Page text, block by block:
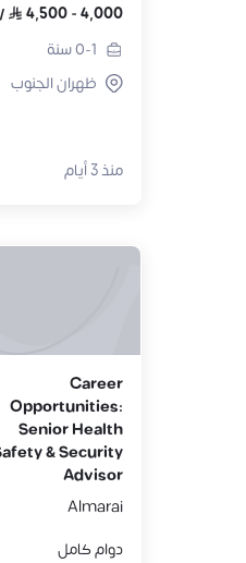
4,000
-
4,500
/
0-1سنة
ظهران الجنوب
منذ 3 أيام
Career
Opportunities:
Senior Health
& Security
Advisor
Almarai
دوام كامل